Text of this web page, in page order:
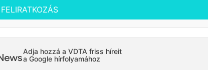
FELIRATKOZÁS
Adja hozzá a VDTA friss híreit
a Google hírfolyamához